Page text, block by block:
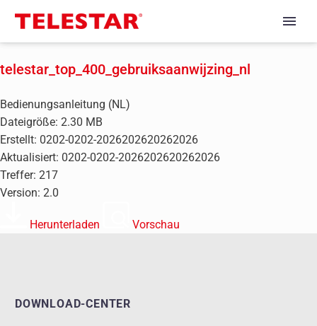
telestar_top_400_gebruiksaanwijzing_nl
Bedienungsanleitung (NL)
Dateigröße: 2.30 MB
Erstellt: 0202-0202-2026202620262026
Aktualisiert: 0202-0202-2026202620262026
Treffer: 217
Version: 2.0
Herunterladen Vorschau
DOWNLOAD-CENTER